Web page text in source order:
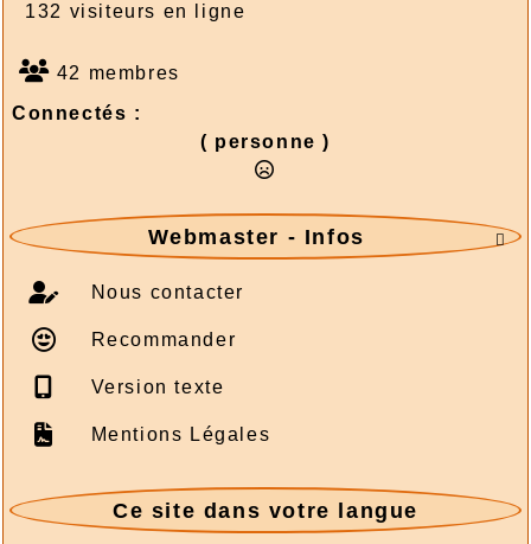
132 visiteurs en ligne
42 membres
Connectés :
( personne )

Webmaster - Infos
Nous contacter
Recommander
Version texte
Mentions Légales
Ce site dans votre langue